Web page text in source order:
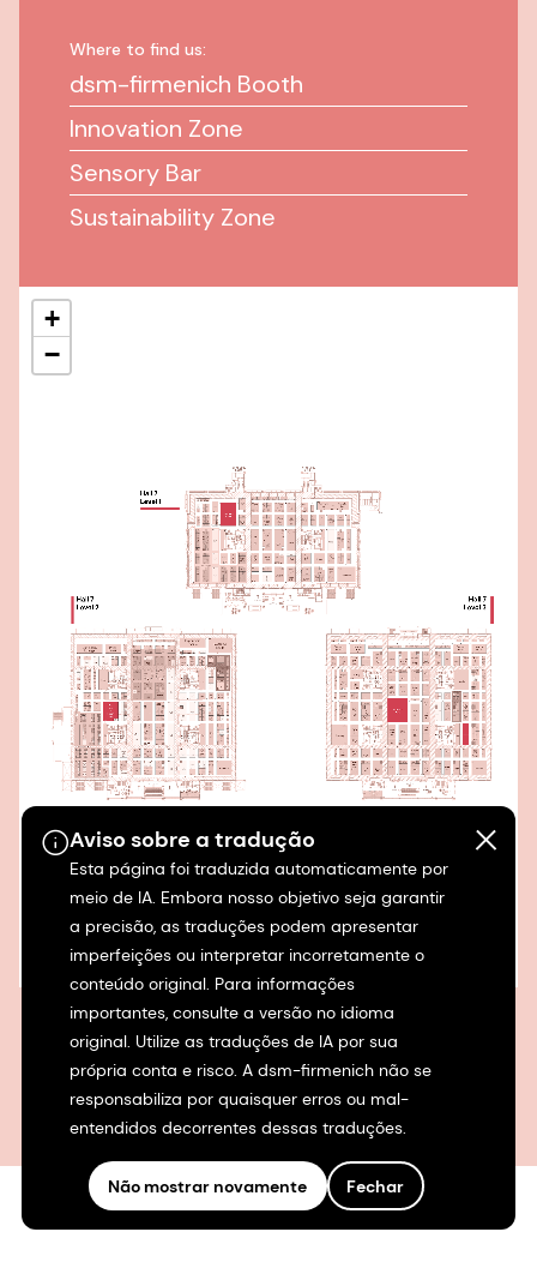
Ver mapa ampliado
Aviso sobre a tradução
Esta página foi traduzida automaticamente por
meio de IA. Embora nosso objetivo seja garantir
a precisão, as traduções podem apresentar
imperfeições ou interpretar incorretamente o
conteúdo original. Para informações
importantes, consulte a versão no idioma
original. Utilize as traduções de IA por sua
própria conta e risco. A dsm-firmenich não se
responsabiliza por quaisquer erros ou mal-
entendidos decorrentes dessas traduções.
Não mostrar novamente Fechar